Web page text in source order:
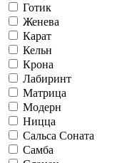
Готик
Женева
Карат
Кельн
Крона
Лабиринт
Матрица
Модерн
Ницца
Сальса Соната
Самба